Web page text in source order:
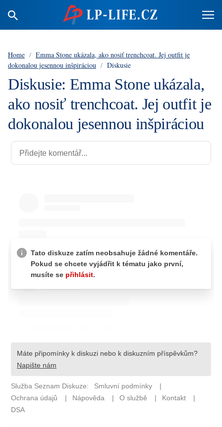
Home / Emma Stone ukázala, ako nosiť trenchcoat. Jej outfit je
dokonalou jesennou inšpiráciou / Diskusie
Diskusie: Emma Stone ukázala,
ako nosiť trenchcoat. Jej outfit je
dokonalou jesennou inšpiráciou